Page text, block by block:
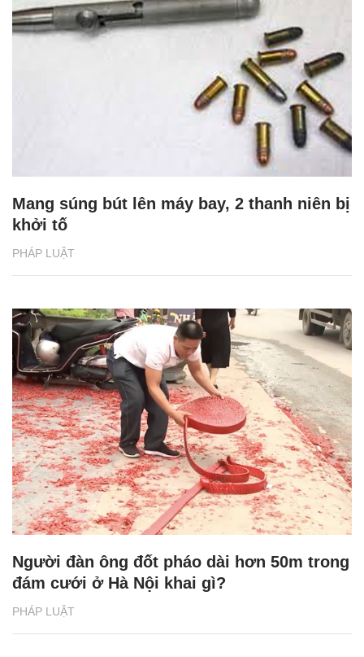
PHÁP LUẬT
Mang súng bút lên máy bay, 2 thanh niên bị
khởi tố
PHÁP LUẬT
Người đàn ông đốt pháo dài hơn 50m trong
đám cưới ở Hà Nội khai gì?